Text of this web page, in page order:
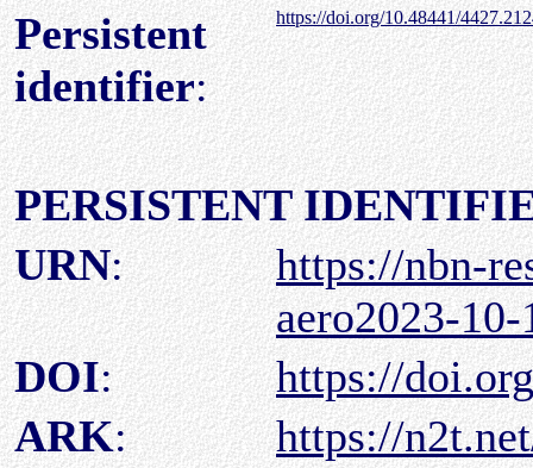
Persistent
identifier:
https://doi.org/10.48441/
PERSISTENT
URN:
https://nbn-
aero2023-
DOI:
https://
ARK:
https://